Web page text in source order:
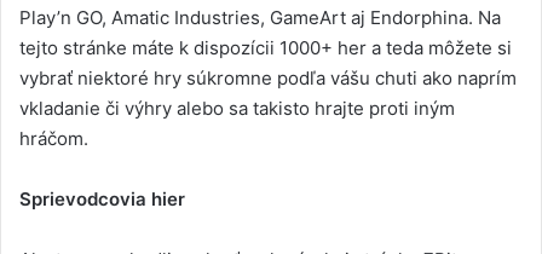
Play’n GO, Amatic Industries, GameArt aj Endorphina. Na
tejto stránke máte k dispozícii 1000+ her a teda môžete si
vybrať niektoré hry súkromne podľa vášu chuti ako naprím
vkladanie či výhry alebo sa takisto hrajte proti iným
hráčom.
Sprievodcovia hier